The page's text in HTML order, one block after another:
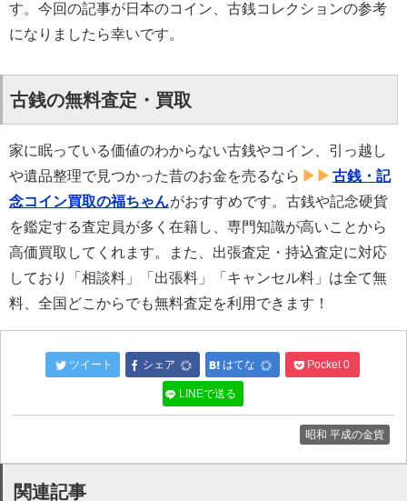
す。今回の記事が日本のコイン、古銭コレクションの参考
になりましたら幸いです。
古銭の無料査定・買取
家に眠っている価値のわからない古銭やコイン、引っ越し
や遺品整理で見つかった昔のお金を売るなら
古銭・記
念コイン買取の福ちゃんがおすすめです。古銭や記念硬貨
を鑑定する査定員が多く在籍し、専門知識が高いことから
高価買取してくれます。また、出張査定・持込査定に対応
しており「相談料」「出張料」「キャンセル料」は全て無
料、全国どこからでも無料査定を利用できます！
ツイート シェア はてな Pocket 0
LINEで送る
昭和 平成の金貨
関連記事